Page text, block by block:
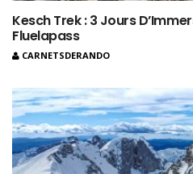
Kesch Trek : 3 Jours
Fluelapass
CARNETSDERANDO